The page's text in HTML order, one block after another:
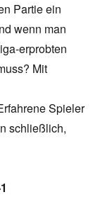
Partie ein
wenn man
erprobten
Mit
Spieler
schließlich,